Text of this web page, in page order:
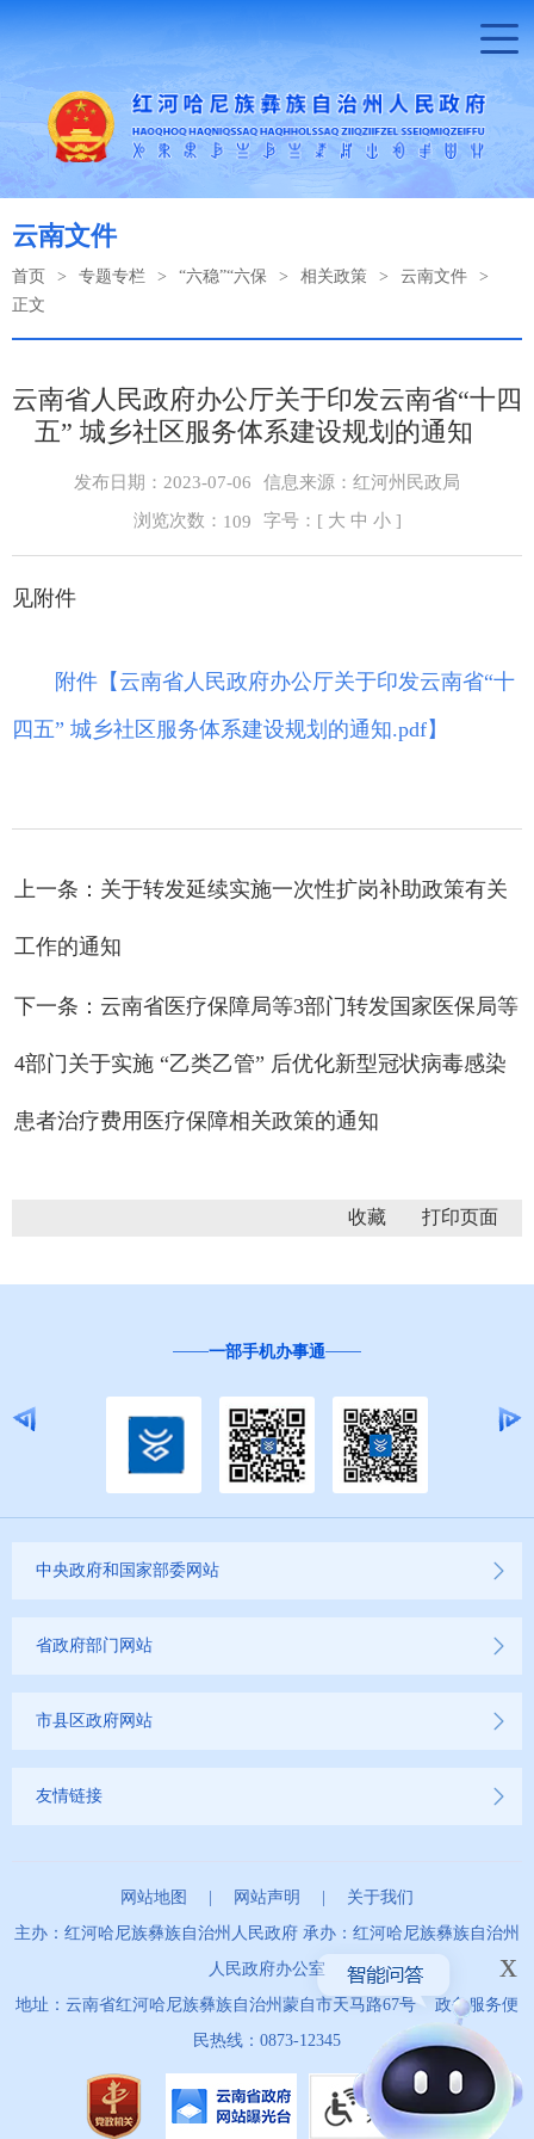
云南文件
首页 > 专题专栏 > “六稳”“六保 > 相关政策 > 云南文件
>
正文
云南省人民政府办公厅关于印发云南省“十四
五” 城乡社区服务体系建设规划的通知
发布日期：2023-07-06
信息来源：红河州民政局
浏览次数： 109 字号：[ 大 中 小]
见附件
附件【 云南省人民政府办公厅关于印发云南省“十
四五” 城乡社区服务体系建设规划的通知.pdf】
上一条：关于转发延续实施一次性扩岗补助政策有关
工作的通知
下一条：云南省医疗保障局等3部门转发国家医保局等
4部门关于实施 “乙类乙管” 后优化新型冠状病毒感染
患者治疗费用医疗保障相关政策的通知
收藏
一部手机办事通
中央政府和国家部委网站
省政府部门网站
市县区政府网站
友情链接
网站地图 网站声明
关于我们
主办：红河哈尼族彝族自治州人民政府 承办：红河哈尼族彝族自治州
人民政府办公室
地址：云南省红河哈尼族彝族自治州蒙自市天马路67号 政务服务便
民热线：0873-12345
x